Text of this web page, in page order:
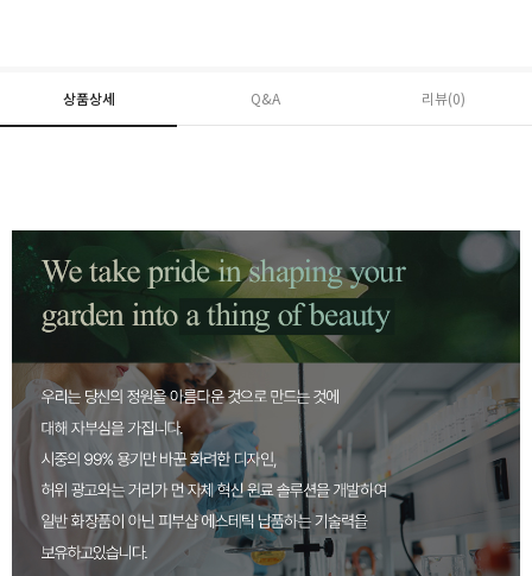
페이코 ID로 페
PAYCO 바로구매
상품상세 Q&A 리뷰(0)